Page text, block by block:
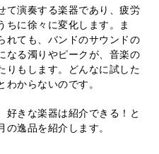
て演奏する楽器であり、疲労
ちに徐々に変化します。ま
れても、バンドのサウンドの
なる濁りやピークが、音楽の
りもします。どんなに試した
からないのです。
好きな楽器は紹介できる！と
逸品を紹介します。